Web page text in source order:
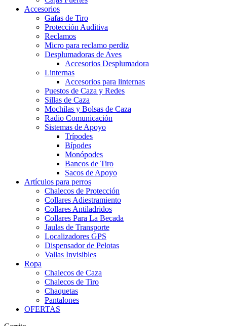
Accesorios
Gafas de Tiro
Protección Auditiva
Reclamos
Micro para reclamo perdiz
Desplumadoras de Aves
Accesorios Desplumadora
Linternas
Accesorios para linternas
Puestos de Caza y Redes
Sillas de Caza
Mochilas y Bolsas de Caza
Radio Comunicación
Sistemas de Apoyo
Trípodes
Bípodes
Monópodes
Bancos de Tiro
Sacos de Apoyo
Artículos para perros
Chalecos de Protección
Collares Adiestramiento
Collares Antiladridos
Collares Para La Becada
Jaulas de Transporte
Localizadores GPS
Dispensador de Pelotas
Vallas Invisibles
Ropa
Chalecos de Caza
Chalecos de Tiro
Chaquetas
Pantalones
OFERTAS